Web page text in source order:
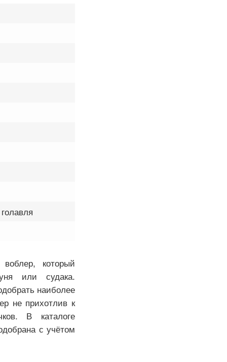
который
или судака.
наиболее
не прихотлив к
В каталоге
с учётом